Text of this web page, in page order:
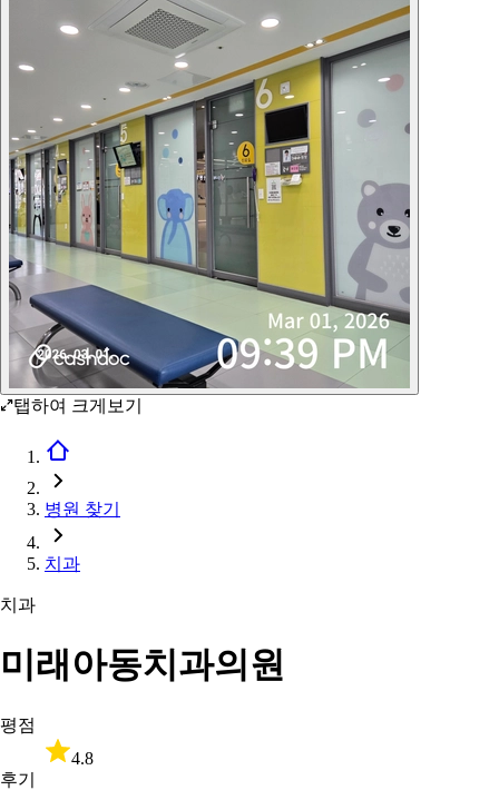
탭하여 크게보기
병원 찾기
치과
치과
미래아동치과의원
평점
4.8
후기